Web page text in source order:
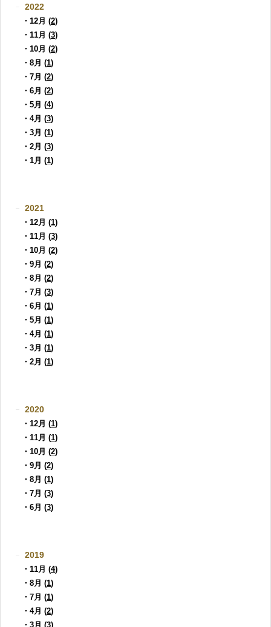
2022
・12月 (2)
・11月 (3)
・10月 (2)
・8月 (1)
・7月 (2)
・6月 (2)
・5月 (4)
・4月 (3)
・3月 (1)
・2月 (3)
・1月 (1)
2021
・12月 (1)
・11月 (3)
・10月 (2)
・9月 (2)
・8月 (2)
・7月 (3)
・6月 (1)
・5月 (1)
・4月 (1)
・3月 (1)
・2月 (1)
2020
・12月 (1)
・11月 (1)
・10月 (2)
・9月 (2)
・8月 (1)
・7月 (3)
・6月 (3)
2019
・11月 (4)
・8月 (1)
・7月 (1)
・4月 (2)
・3月 (3)